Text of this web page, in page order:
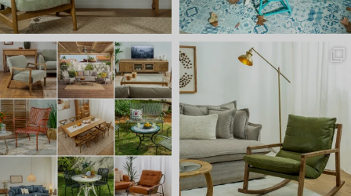
שישי שמח אצלנו 🤩 באים להתח